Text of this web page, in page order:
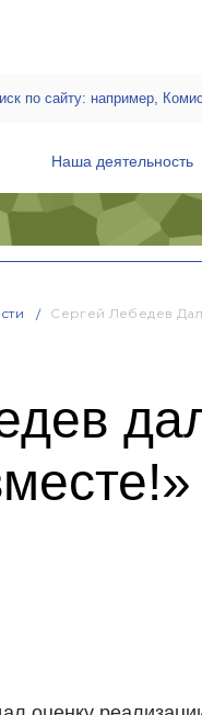
Наша деятельность
Сергей Лебедев